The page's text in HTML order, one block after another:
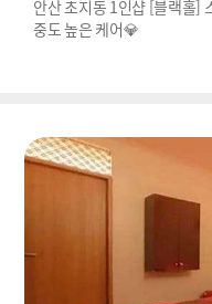
안산 초지동 1인샵 [블랙홀]
중도 높은 케어💎